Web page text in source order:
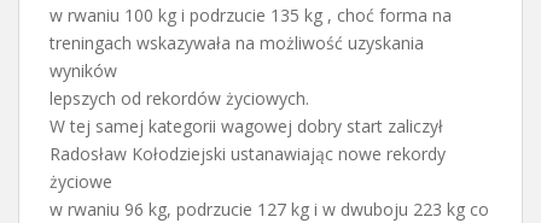
w rwaniu 100 kg i podrzucie 135 kg , choć forma na
treningach wskazywała na możliwość uzyskania
wyników
lepszych od rekordów życiowych.
W tej samej kategorii wagowej dobry start zaliczył
Radosław Kołodziejski ustanawiając nowe rekordy
życiowe
w rwaniu 96 kg, podrzucie 127 kg i w dwuboju 223 kg co